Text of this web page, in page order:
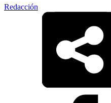
Redacción